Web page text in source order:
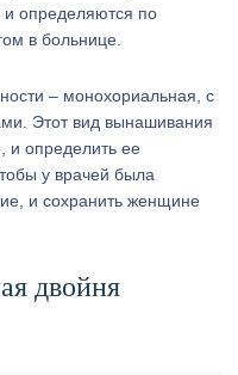
и определяются по
в больнице.
– монохориальная, с
Этот вид вынашивания
и определить ее
у врачей была
и сохранить женщине
двойня